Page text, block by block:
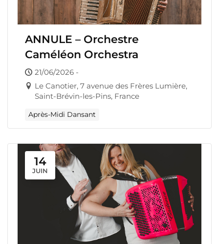
ANNULE – Orchestre
Caméléon Orchestra
21/06/2026 -
Le Canotier, 7 avenue des Frères Lumière,
Saint-Brévin-les-Pins, France
Après-Midi Dansant
14
JUIN